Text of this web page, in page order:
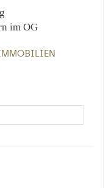
im OG